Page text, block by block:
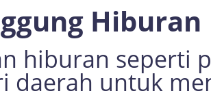
Hiburan
hiburan seperti
daerah untuk